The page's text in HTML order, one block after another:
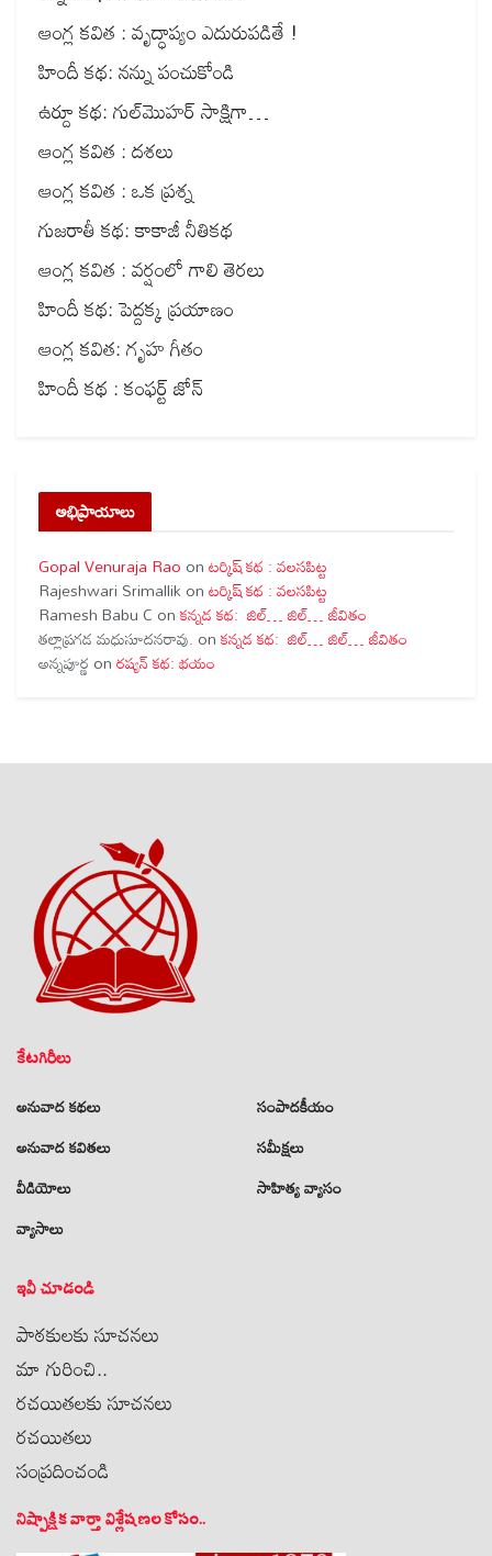
ఆంగ్ల కవిత : వృద్ధాప్యం ఎదురుపడితే !
హిందీ కథ: నన్ను పంచుకోండి
ఉర్దూ కథ: గుల్‌మొహర్ సాక్షిగా…
ఆంగ్ల కవిత : దశలు
ఆంగ్ల కవిత : ఒక ప్రశ్న
గుజరాతీ కథ: కాకాజీ నీతికథ
ఆంగ్ల కవిత : వర్షంలో గాలి తెరలు
హిందీ కథ: పెద్దక్క ప్రయాణం
ఆంగ్ల కవిత: గృహ గీతం
హిందీ కథ : కంఫర్ట్ జోన్
అభిప్రాయాలు
Gopal Venuraja Rao onటర్కిష్ కథ : వలసపిట్ట
Rajeshwari Srimallik onటర్కిష్ కథ : వలసపిట్ట
Ramesh Babu C onకన్నడ కథ: జిల్… జిల్… జీవితం
తల్లాప్రగడ మధుసూదనరావు. onకన్నడ కథ: జిల్… జిల్… జీవితం
అన్నపూర్ణ onరష్యన్ కథ: భయం
కేటగిరీలు
అనువాద కథలు
అనువాద కవితలు
వీడియోలు
వ్యాసాలు
సంపాదకీయం
సమీక్షలు
సాహిత్య వ్యాసం
ఇవీ చూడండి
పాఠకులకు సూచనలు
మా గురించి..
రచయితలకు సూచనలు
రచయితలు
సంప్రదించండి
నిష్పాక్షిక వార్తా విశ్లేషణల కోసం..